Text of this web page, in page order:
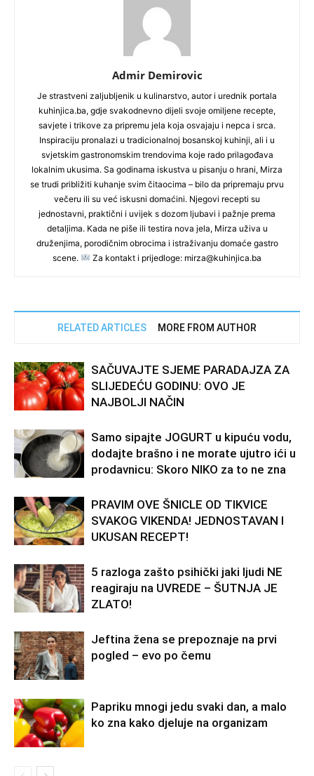
Admir Demirovic
Je strastveni zaljubljenik u kulinarstvo, autor i urednik portala
kuhinjica.ba, gdje svakodnevno dijeli svoje omiljene recepte,
savjete i trikove za pripremu jela koja osvajaju i nepca i srca.
Inspiraciju pronalazi u tradicionalnoj bosanskoj kuhinji, ali i u
svjetskim gastronomskim trendovima koje rado prilagođava
lokalnim ukusima. Sa godinama iskustva u pisanju o hrani, Mirza
se trudi približiti kuhanje svim čitaocima – bilo da pripremaju prvu
večeru ili su već iskusni domaćini. Njegovi recepti su
jednostavni, praktični i uvijek s dozom ljubavi i pažnje prema
detaljima. Kada ne piše ili testira nova jela, Mirza uživa u
druženjima, porodičnim obrocima i istraživanju domaće gastro
scene.
Za kontakt i prijedloge: mirza@kuhinjica.ba
RELATED ARTICLES MORE FROM AUTHOR
SAČUVAJTE SJEME PARADAJZA ZA
SLIJEDEĆU GODINU: OVO JE
NAJBOLJI NAČIN
Samo sipajte JOGURT u kipuću vodu,
dodajte brašno i ne morate ujutro ići u
prodavnicu: Skoro NIKO za to ne zna
PRAVIM OVE ŠNICLE OD TIKVICE
SVAKOG VIKENDA! JEDNOSTAVAN I
UKUSAN RECEPT!
5 razloga zašto psihički jaki ljudi NE
reagiraju na UVREDE – ŠUTNJA JE
ZLATO!
Jeftina žena se prepoznaje na prvi
pogled – evo po čemu
Papriku mnogi jedu svaki dan, a malo
ko zna kako djeluje na organizam